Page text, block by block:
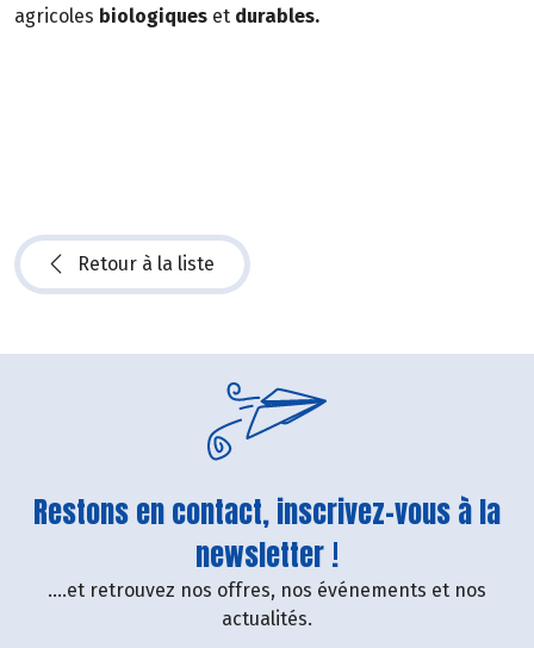
agricoles biologiques et durables.
Retour à la liste
Restons en contact, inscrivez-vous à la
newsletter !
....et retrouvez nos offres, nos événements et nos
actualités.